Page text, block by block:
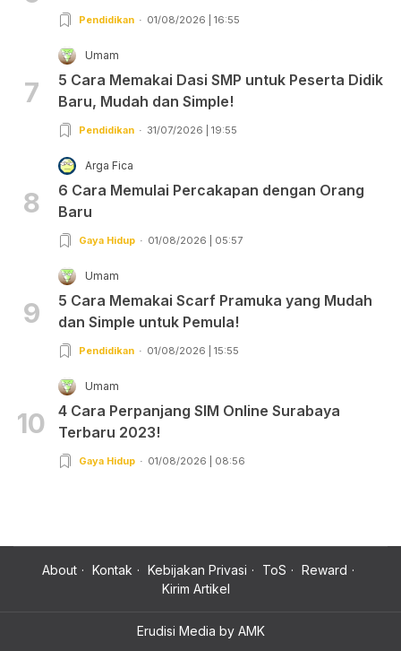
Pendidikan 01/08/2026 | 16:55
7
Umam
5 Cara Memakai Dasi SMP untuk Peserta Didik
Baru, Mudah dan Simple!
Pendidikan 31/07/2026 | 19:55
8
Arga Fica
6 Cara Memulai Percakapan dengan Orang
Baru
Gaya Hidup 01/08/2026 | 05:57
9
Umam
5 Cara Memakai Scarf Pramuka yang Mudah
dan Simple untuk Pemula!
Pendidikan 01/08/2026 | 15:55
10
Umam
4 Cara Perpanjang SIM Online Surabaya
Terbaru 2023!
Gaya Hidup 01/08/2026 | 08:56
About Kontak Kebijakan Privasi ToS
Reward
Kirim Artikel
Erudisi Media by AMK